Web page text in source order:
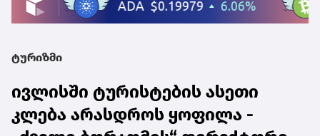
ტურიზმი
ივლისში ტურისტების ასეთი
კლება არასდროს ყოფილა -